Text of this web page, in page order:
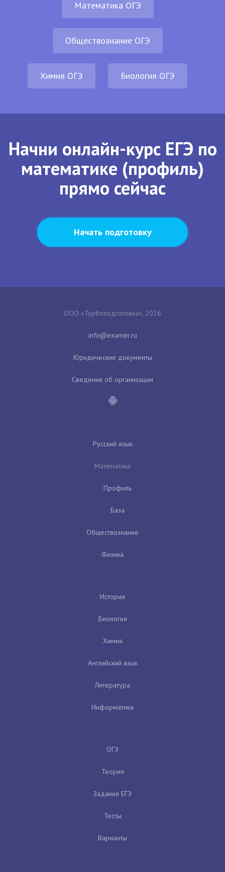
Математика ОГЭ
Обществознание ОГЭ
Химия ОГЭ Биология ОГЭ
Начни онлайн-курс ЕГЭ по
математике (профиль)
прямо сейчас
Начать подготовку
ООО «Турбоподготовка», 2026
Юридические документы
Сведения об организации
Русский язык
Математика
Профиль
База
Обществознание
Физика
История
Биология
Химия
Английский язык
Литература
Информатика
ОГЭ
Теория
Задания ЕГЭ
Тесты
Варианты